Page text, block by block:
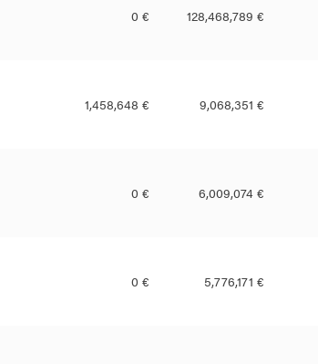
0 € 128,468,789 €
1,458,648 € 9,068,351 €
0 € 6,009,074 €
0 € 5,776,171 €